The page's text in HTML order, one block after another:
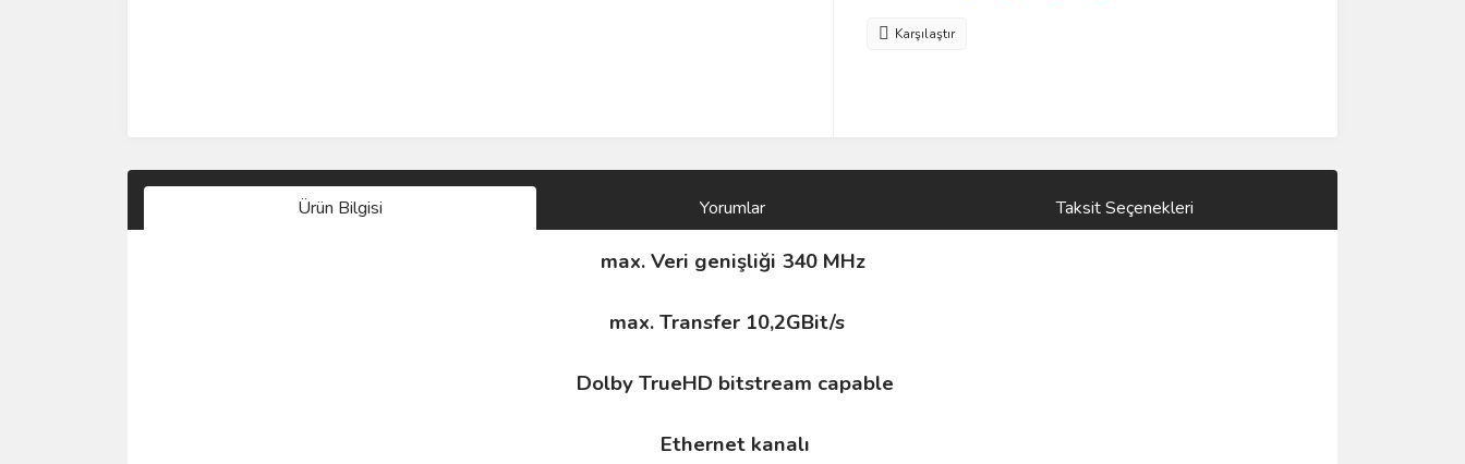
Karşılaştır
Ürün Bilgisi Yorumlar Taksit Seçenekleri
max. Veri genişliği 340 MHz
max. Transfer 10,2GBit/s
Dolby TrueHD bitstream capable
Ethernet kanalı